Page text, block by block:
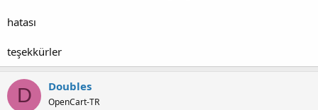
hatası
teşekkürler
D Doubles
OpenCart-TR